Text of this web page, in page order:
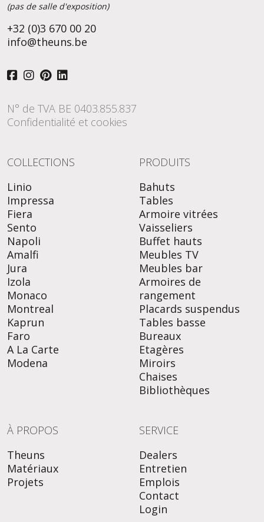
(pas de salle d'exposition)
+32 (0)3 670 00 20
info@theuns.be
N° de TVA BE 0403.855.837
Confidentialité et cookies
COLLECTIONS
Linio
Impressa
Fiera
Sento
Napoli
Amalfi
Jura
Izola
Monaco
Montreal
Kaprun
Faro
A La Carte
Modena
PRODUITS
Bahuts
Tables
Armoire vitrées
Vaisseliers
Buffet hauts
Meubles TV
Meubles bar
Armoires de
rangement
Placards suspendus
Tables basse
Bureaux
Etagères
Miroirs
Chaises
Bibliothèques
À PROPOS
Theuns
Matériaux
Projets
SERVICE
Dealers
Entretien
Emplois
Contact
Login